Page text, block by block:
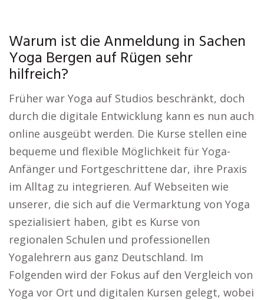
Warum ist die Anmeldung in Sachen
Yoga Bergen auf Rügen sehr
hilfreich?
Früher war Yoga auf Studios beschränkt, doch
durch die digitale Entwicklung kann es nun auch
online ausgeübt werden. Die Kurse stellen eine
bequeme und flexible Möglichkeit für Yoga-
Anfänger und Fortgeschrittene dar, ihre Praxis
im Alltag zu integrieren. Auf Webseiten wie
unserer, die sich auf die Vermarktung von Yoga
spezialisiert haben, gibt es Kurse von
regionalen Schulen und professionellen
Yogalehrern aus ganz Deutschland. Im
Folgenden wird der Fokus auf den Vergleich von
Yoga vor Ort und digitalen Kursen gelegt, wobei